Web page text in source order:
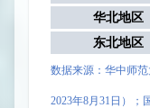
华北地区
东北地区
数据来源：华中师
2023年8月31 日 ）；